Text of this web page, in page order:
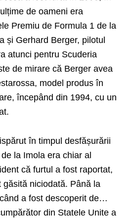
de oameni era
Premiu de Formula 1 de la
și Gerhard Berger, pilotul
atunci pentru Scuderia
de mirare că Berger avea
model produs în
începând din 1994, cu un
în timpul desfășurării
la Imola era chiar al
că furtul a fost raportat,
niciodată. Până la
a fost descoperit de…
din Statele Unite a